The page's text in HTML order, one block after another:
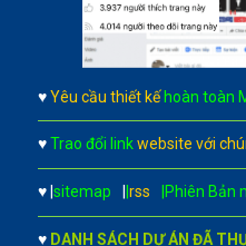
♥ Yêu cầu thiết kế hoàn toàn
♥ Trao đổi link website với
♥ |sitemap |rss |Phiên Bản
♥ DANH SÁCH DỰ ÁN ĐÃ